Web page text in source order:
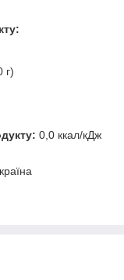
г)
0,0 ккал/кДж